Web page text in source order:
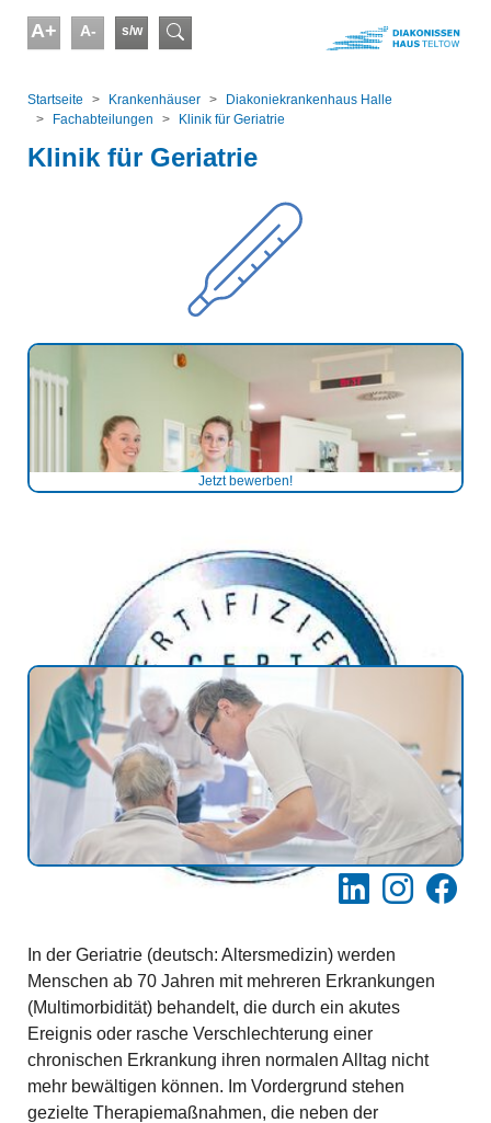
A+ A- s/w Suchformular
Startseite
Kranken­häuser
Diakoniekrankenhaus Halle
Fachabteilungen
Klinik für Geriatrie
Klinik für Geriatrie
Jetzt bewerben!
LinkedInInstagram
In der Geriatrie (deutsch: Altersmedizin) werden
Menschen ab 70 Jahren mit mehreren Erkrankungen
(Multimorbidität) behandelt, die durch ein akutes
Ereignis oder rasche Verschlechterung einer
chronischen Erkrankung ihren normalen Alltag nicht
mehr bewältigen können. Im Vordergrund stehen
gezielte Therapiemaßnahmen, die neben der